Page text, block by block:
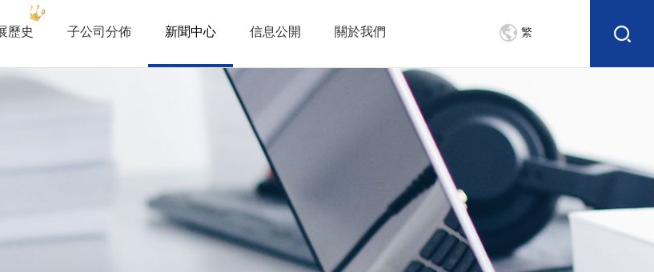
繁
歷史 子公司分佈 新聞中心 信息公開 關於我們